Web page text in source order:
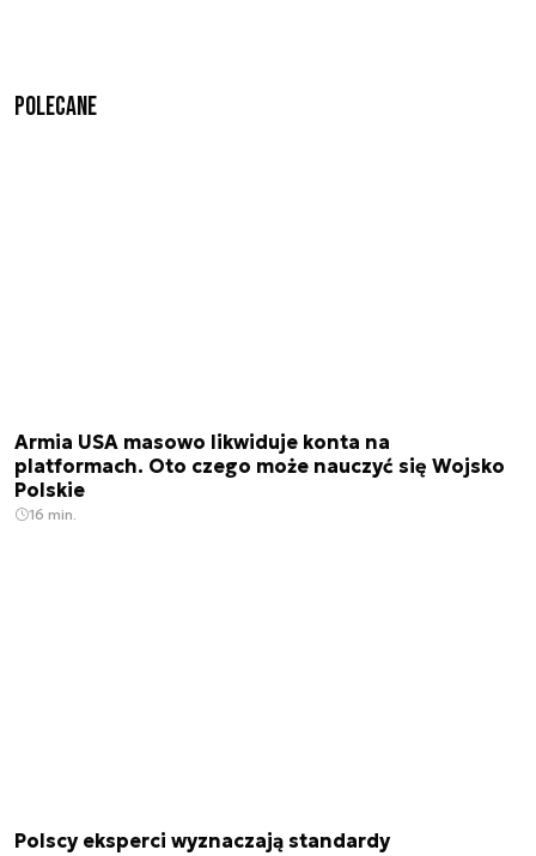
Polecane
Armia USA masowo likwiduje konta na
platformach. Oto czego może nauczyć się Wojsko
Polskie
16 min.
Polscy eksperci wyznaczają standardy